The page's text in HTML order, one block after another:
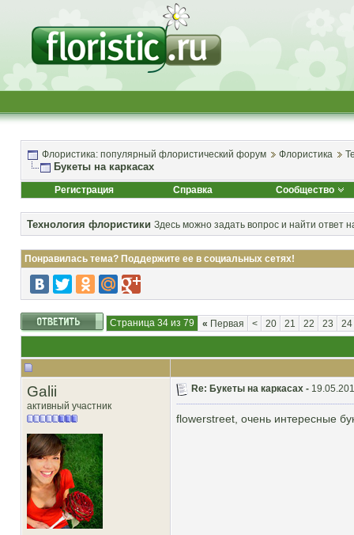
Флористика: популярный флористический форум Флористика
Букеты на каркасах
Регистрация Справка Сообщество
Технология флористики Здесь можно задать вопрос и найти ответ
Понравилась тема? Поддержите ее в социальных сетях!
Страница 34 из 79 « Первая < 20 21 22 23 24
Galii
активный участник
Re: Букеты на каркасах -
flowerstreet, очень интересные